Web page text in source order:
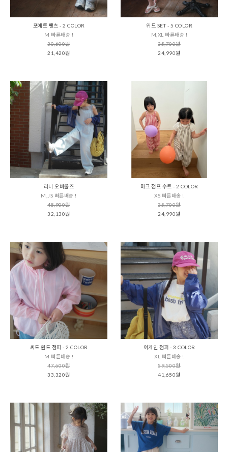
포에토 팬츠 - 2 COLOR
M 빠른배송 !
30,600원
21,420원
위드 SET - 5 COLOR
M,XL 빠른배송 !
35,700원
24,990원
리니 오버롤즈
M,JS 빠른배송 !
45,900원
32,130원
마크 점프 수트 - 2 COLOR
XS 빠른배송 !
35,700원
24,990원
씨드 윈드 점퍼 - 2 COLOR
M 빠른배송 !
47,600원
33,320원
어게인 점퍼 - 3 COLOR
XL 빠른배송 !
59,500원
41,650원